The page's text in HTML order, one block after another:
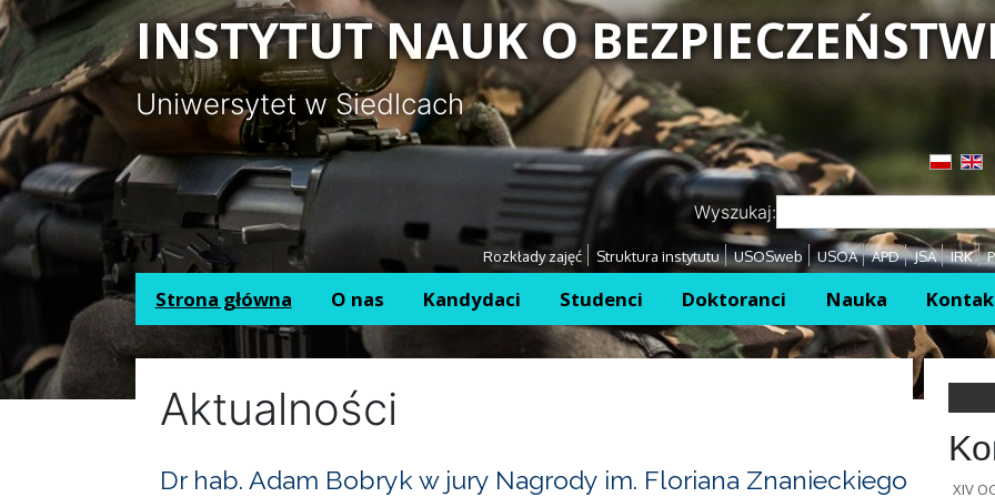
Panel zarządzania plikami cookies
INSTYTUT NAUK O
Uniwersytet w Siedlcach
Przejdź
Przejdź
Wyszukaj:
Rozkłady zajęć Struktura instytutu USOSweb USOA APD JSA IRK
Strona główna O nas Kandydaci Studenci Doktoranci Nauka
Aktualności
Dr hab. Adam Bobryk w jury Nagrody im. Floriana Znanieckiego XIV